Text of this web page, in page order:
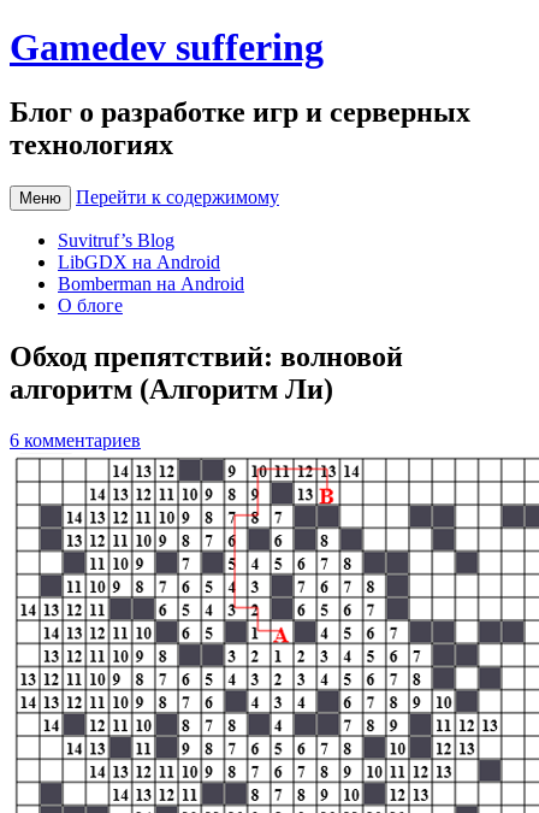
Gamedev suffering
Блог о разработке игр и серверных
технологиях
Меню Перейти к содержимому
Suvitruf’s Blog
LibGDX на Android
Bomberman на Android
О блоге
Обход препятствий: волновой
алгоритм (Алгоритм Ли)
6 комментариев